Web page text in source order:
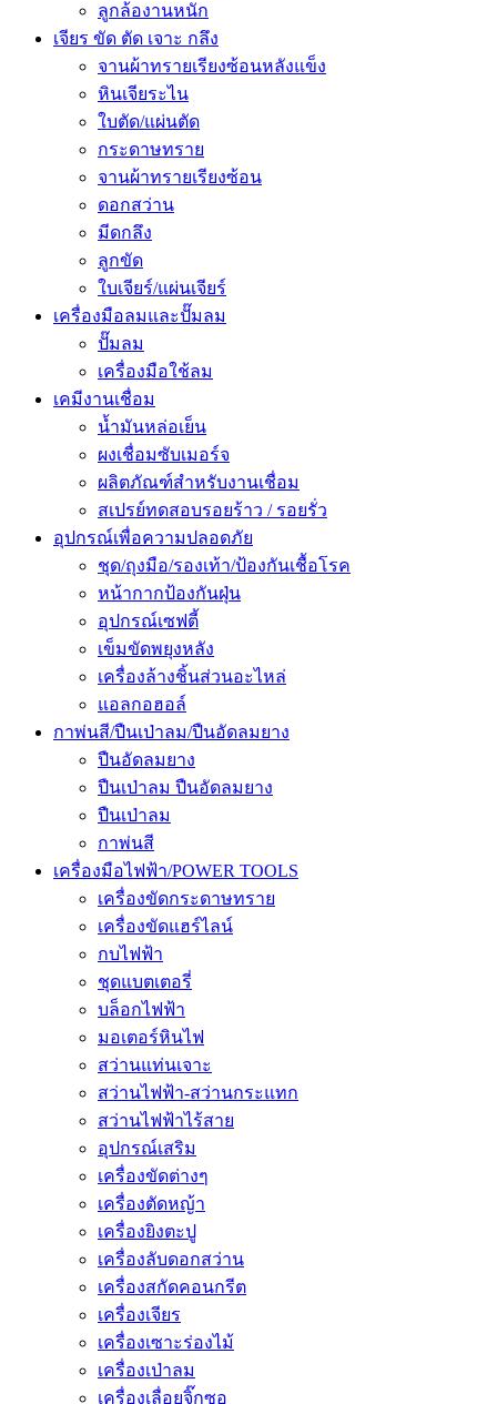
ลูกล้องานหนัก
เจียร ขัด ตัด เจาะ กลึง
จานผ้าทรายเรียงซ้อนหลังแข็ง
หินเจียระไน
ใบตัด/แผ่นตัด
กระดาษทราย
จานผ้าทรายเรียงซ้อน
ดอกสว่าน
มีดกลึง
ลูกขัด
ใบเจียร์/แผ่นเจียร์
เครื่องมือลมและปั๊มลม
ปั๊มลม
เครื่องมือใช้ลม
เคมีงานเชื่อม
น้ำมันหล่อเย็น
ผงเชื่อมซับเมอร์จ
ผลิตภัณฑ์สำหรับงานเชื่อม
สเปรย์ทดสอบรอยร้าว / รอยรั่ว
อุปกรณ์เพื่อความปลอดภัย
ชุด/ถุงมือ/รองเท้า/ป้องกันเชื้อโรค
หน้ากากป้องกันฝุ่น
อุปกรณ์เซฟตี้
เข็มขัดพยุงหลัง
เครื่องล้างชิ้นส่วนอะไหล่
แอลกอฮอล์
กาพ่นสี/ปืนเป่าลม/ปืนอัดลมยาง
ปืนอัดลมยาง
ปืนเป่าลม ปืนอัดลมยาง
ปืนเป่าลม
กาพ่นสี
เครื่องมือไฟฟ้า/POWER TOOLS
เครื่องขัดกระดาษทราย
เครื่องขัดแฮร์ไลน์
กบไฟฟ้า
ชุดแบตเตอรี่
บล็อกไฟฟ้า
มอเตอร์หินไฟ
สว่านแท่นเจาะ
สว่านไฟฟ้า-สว่านกระแทก
สว่านไฟฟ้าไร้สาย
อุปกรณ์เสริม
เครื่องขัดต่างๆ
เครื่องตัดหญ้า
เครื่องยิงตะปู
เครื่องลับดอกสว่าน
เครื่องสกัดคอนกรีต
เครื่องเจียร
เครื่องเซาะร่องไม้
เครื่องเป่าลม
เครื่องเลื่อยจิ๊กซอ